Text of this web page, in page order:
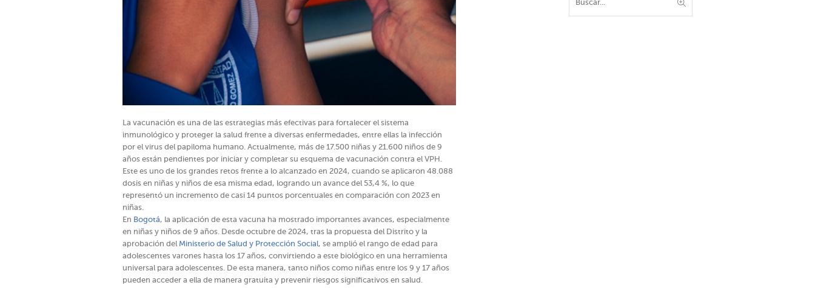
La vacunación es una de las estrategias más efectivas para fortalecer el sistema
inmunológico y proteger la salud frente a diversas enfermedades, entre ellas la infección
por el virus del papiloma humano. Actualmente, más de 17.500 niñas y 21.600 niños de 9
años están pendientes por iniciar y completar su esquema de vacunación contra el VPH.
Este es uno de los grandes retos frente a lo alcanzado en 2024, cuando se aplicaron 48.088
dosis en niñas y niños de esa misma edad, logrando un avance del 53,4 %, lo que
representó un incremento de casi 14 puntos porcentuales en comparación con 2023 en
niñas.
En Bogotá, la aplicación de esta vacuna ha mostrado importantes avances, especialmente
en niñas y niños de 9 años. Desde octubre de 2024, tras la propuesta del Distrito y la
aprobación del Ministerio de Salud y Protección Social, se amplió el rango de edad para
adolescentes varones hasta los 17 años, convirtiendo a este biológico en una herramienta
universal para adolescentes. De esta manera, tanto niños como niñas entre los 9 y 17 años
pueden acceder a ella de manera gratuita y prevenir riesgos significativos en salud.